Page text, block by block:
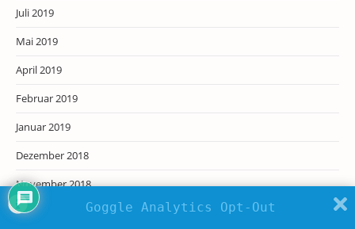
Juli 2019
Mai 2019
April 2019
Februar 2019
Januar 2019
Dezember 2018
November 2018
Oktober 2018
Goggle Analytics Opt-Out